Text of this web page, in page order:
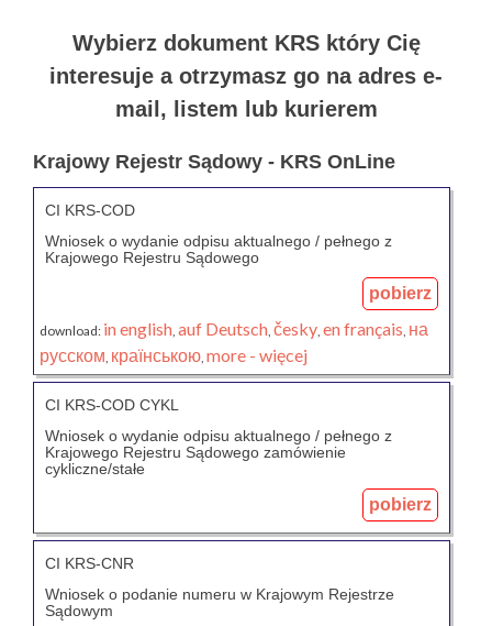
Wybierz dokument KRS który Cię
interesuje a otrzymasz go na adres e-
mail, listem lub kurierem
Krajowy Rejestr Sądowy - KRS OnLine
CI KRS-COD
Wniosek o wydanie odpisu aktualnego / pełnego z
Krajowego Rejestru Sądowego
pobierz
download: in english, auf Deutsch, česky, en français, на
русском, країнською, more - więcej
CI KRS-COD CYKL
Wniosek o wydanie odpisu aktualnego / pełnego z
Krajowego Rejestru Sądowego zamówienie
cykliczne/stałe
pobierz
CI KRS-CNR
Wniosek o podanie numeru w Krajowym Rejestrze
Sądowym